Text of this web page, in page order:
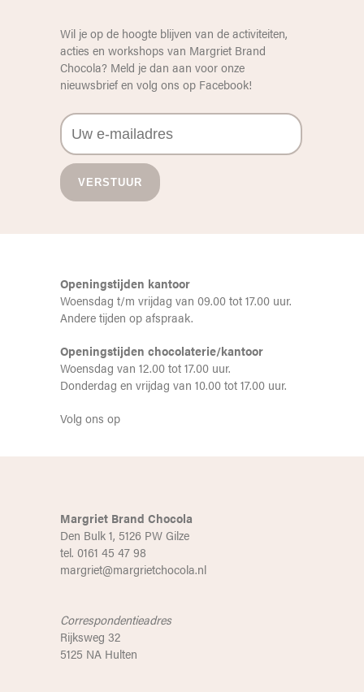
Wil je op de hoogte blijven van de activiteiten,
acties en workshops van Margriet Brand
Chocola? Meld je dan aan voor onze
nieuwsbrief en volg ons op Facebook!
Openingstijden kantoor
Woensdag t/m vrijdag van 09.00 tot 17.00 uur.
Andere tijden op afspraak.
Openingstijden chocolaterie/kantoor
Woensdag van 12.00 tot 17.00 uur.
Donderdag en vrijdag van 10.00 tot 17.00 uur.
Volg ons op
Margriet Brand Chocola
Den Bulk 1, 5126 PW Gilze
tel. 0161 45 47 98
margriet@margrietchocola.nl
Correspondentieadres
Rijksweg 32
5125 NA Hulten